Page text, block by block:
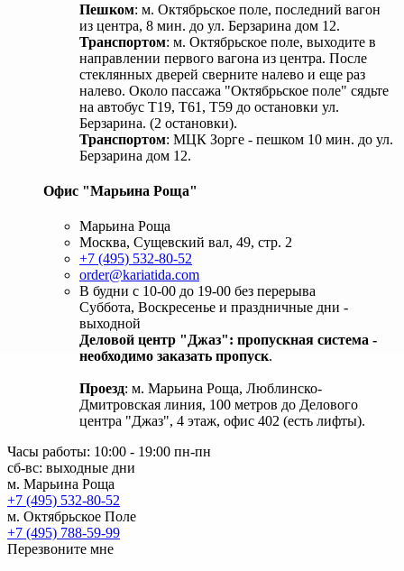
Пешком: м. Октябрьское поле, последний вагон
из центра, 8 мин. до ул. Берзарина дом 12.
Транспортом: м. Октябрьское поле, выходите в
направлении первого вагона из центра. После
стеклянных дверей сверните налево и еще раз
налево. Около пассажа "Октябрьское поле" сядьте
на автобус Т19, Т61, Т59 до остановки ул.
Берзарина. (2 остановки).
Транспортом: МЦК Зорге - пешком 10 мин. до ул.
Берзарина дом 12.
Офис "Марьина Роща"
Марьина Роща
Москва, Сущевский вал, 49, стр. 2
+7 (495) 532-80-52
order@kariatida.com
В будни с 10-00 до 19-00 без перерыва
Суббота, Воскресенье и праздничные дни -
выходной
Деловой центр "Джаз": пропускная система -
необходимо заказать пропуск.
Проезд: м. Марьина Роща, Люблинско-
Дмитровская линия, 100 метров до Делового
центра "Джаз", 4 этаж, офис 402 (есть лифты).
Часы работы: 10:00 - 19:00 пн-пн
сб-вс: выходные дни
м. Марьина Роща
+7 (495) 532-80-52
м. Октябрьское Поле
+7 (495) 788-59-99
Перезвоните мне